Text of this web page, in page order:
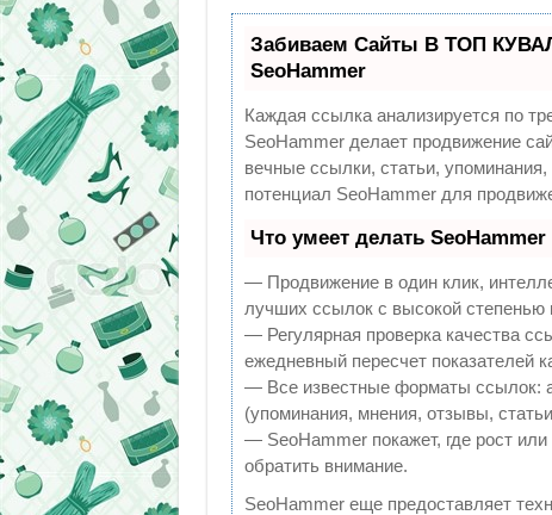
Забиваем Сайты В ТОП
SeoHammer
Каждая ссылка анализируется по
SeoHammer делает продвижение
вечные ссылки, статьи,
потенциал SeoHammer для
Что умеет делать SeoHammer
— Продвижение в один клик,
лучших ссылок с высокой
— Регулярная проверка качества
ежедневный пересчет показателей
— Все известные форматы ссылок:
(упоминания, мнения, отзывы,
— SeoHammer покажет, где рост
обратить внимание.
SeoHammer еще предоставляет